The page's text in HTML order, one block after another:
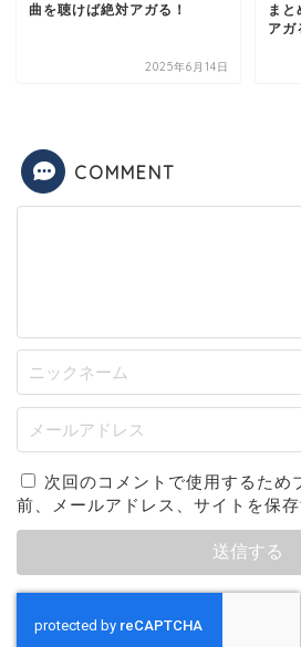
曲を聴けば絶対アガる！
2025年6月14日
まと
アガ
COMMENT
次回のコメントで使用するため
前、メールアドレス、サイトを保存